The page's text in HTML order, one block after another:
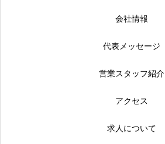
会社情報
代表メッセージ
営業スタッフ紹介
アクセス
求人について